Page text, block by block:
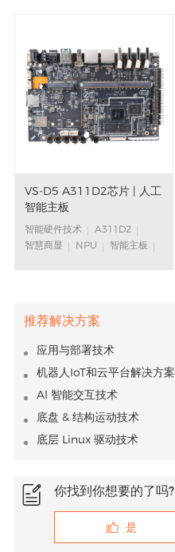
VS-D5 A311D2芯片 | 人工
智能主板
智能硬件技术
A311D2
智慧商显
NPU
智能主板
推荐解决方案
应用与部署技术
机器人IoT和云平台解决方案
AI 智能交互技术
底盘 & 结构运动技术
底层 Linux 驱动技术
你找到你想要的了吗?
 是